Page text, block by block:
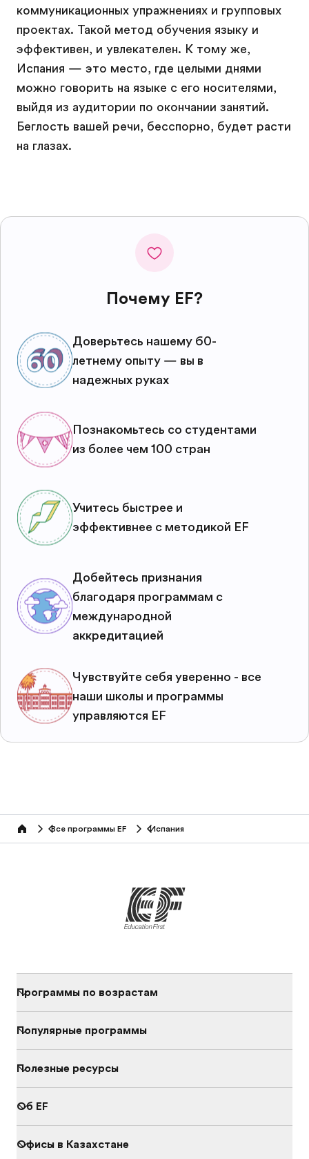
коммуникационных упражнениях и групповых
проектах. Такой метод обучения языку и
эффективен, и увлекателен. К тому же,
Испания — это место, где целыми днями
можно говорить на языке с его носителями,
выйдя из аудитории по окончании занятий.
Беглость вашей речи, бесспорно, будет расти
на глазах.
Почему EF?
Доверьтесь нашему 60-
летнему опыту — вы в
надежных руках
Познакомьтесь со студентами
из более чем 100 стран
Учитесь быстрее и
эффективнее с методикой EF
Добейтесь признания
благодаря программам с
международной
аккредитацией
Чувствуйте себя уверенно - все
наши школы и программы
управляются EF
home Все программы EF Испания
Программы по возрастам
Популярные программы
Полезные ресурсы
Об EF
Офисы в Казахстане